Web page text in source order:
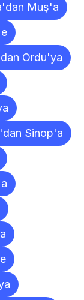
Muş'a
Ordu'ya
Sinop'a